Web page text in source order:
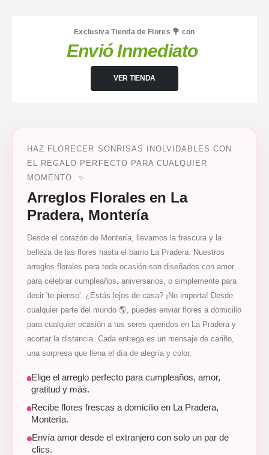
Exclusiva Tienda de Flores 💐 con
Envió Inmediato
VER TIENDA
HAZ FLORECER SONRISAS INOLVIDABLES CON
EL REGALO PERFECTO PARA CUALQUIER
MOMENTO. ✨
Arreglos Florales en La
Pradera, Montería
Desde el corazón de Montería, llevamos la frescura y la
belleza de las flores hasta el barrio La Pradera. Nuestros
arreglos florales para toda ocasión son diseñados con amor
para celebrar cumpleaños, aniversarios, o simplemente para
decir 'te pienso'. ¿Estás lejos de casa? ¡No importa! Desde
cualquier parte del mundo 🌎, puedes enviar flores a domicilio
para cualquier ocasión a tus seres queridos en La Pradera y
acortar la distancia. Cada entrega es un mensaje de cariño,
una sorpresa que llena el día de alegría y color.
Elige el arreglo perfecto para cumpleaños, amor,
gratitud y más.
Recibe flores frescas a domicilio en La Pradera,
Montería.
Envía amor desde el extranjero con solo un par de
clics.